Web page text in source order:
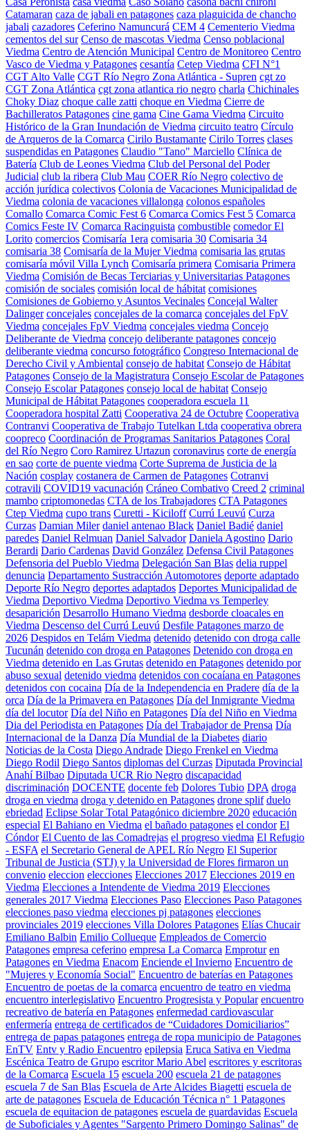
Catamaran caza de jabali en patagones caza plaguicida de chancho
jabali cazadores Ceferino Namuncurá CEM 4 Cementerio Viedma
cementos del sur Censo de mascotas Viedma Censo poblacional
Viedma Centro de Atención Municipal Centro de Monitoreo Centro
Vasco de Viedma y Patagones cesantía Cetep Viedma CFI N°1
CGT Alto Valle CGT Río Negro Zona Atlántica - Supren cgt zo
CGT Zona Atlántica cgt zona atlantica rio negro charla Chichinales
Choky Diaz choque calle zatti choque en Viedma Cierre de
Bachilleratos Patagones cine gama Cine Gama Viedma Circuito
Histórico de la Gran Inundación de Viedma circuito teatro Círculo
de Arqueros de la Comarca Cirilo Bustamante Cirilo Torres clases
suspendidas en Patagones Claudio "Tano" Marciello Clínica de
Batería Club de Leones Viedma Club del Personal del Poder
Judicial club la ribera Club Mau COER Río Negro colectivo de
acción jurídica colectivos Colonia de Vacaciones Municipalidad de
Viedma colonia de vacaciones villalonga colonos españoles
Comallo Comarca Comic Fest 6 Comarca Comics Fest 5 Comarca
Comics Feste IV Comarca Racinguista combustible comedor El
Lorito comercios Comisaría 1era comisaria 30 Comisaria 34
comisaria 38 Comisaría de la Mujer Viedma comisaria las grutas
comisaría móvil Villa Lynch Comisaría primera Comisaria Primera
Viedma Comisión de Becas Terciarias y Universitarias Patagones
comisión de sociales comisión local de hábitat comisiones
Comisiones de Gobierno y Asuntos Vecinales Concejal Walter
Dalinger concejales concejales de la comarca concejales del FpV
Viedma concejales FpV Viedma concejales viedma Concejo
Deliberante de Viedma concejo deliberante patagones concejo
deliberante viedma concurso fotográfico Congreso Internacional de
Derecho Civil y Ambiental consejo de habitat Consejo de Hábitat
Patagones Consejo de la Magistratura Consejo Escolar de Patagones
Consejo Escolar Patagones consejo local de habitat Consejo
Municipal de Hábitat Patagones cooperadora escuela 11
Cooperadora hospital Zatti Cooperativa 24 de Octubre Cooperativa
Contranvi Cooperativa de Trabajo Tutelkan Ltda cooperativa obrera
coopreco Coordinación de Programas Sanitarios Patagones Coral
del Río Negro Coro Ramirez Urtazun coronavirus corte de energía
en sao corte de puente viedma Corte Suprema de Justicia de la
Nación cosplay costanera de Carmen de Patagones Cotranvi
cotravili COVID19 vacunación Cráneo Combativo Creed 2 criminal
mambo criptomonedas CTA de los Trabajadores CTA Patagones
Ctep Viedma cupo trans Curetti - Kiciloff Currú Leuvú Curza
Curzas Damian Miler daniel antenao Black Daniel Badié daniel
paredes Daniel Relmuan Daniel Salvador Daniela Agostino Dario
Berardi Dario Cardenas David González Defensa Civil Patagones
Defensoria del Pueblo Viedma Delegación San Blas delia ruppel
denuncia Departamento Sustracción Automotores deporte adaptado
Deporte Río Negro deportes adaptados Deportes Municipalidad de
Viedma Deportivo Viedma Deportivo Viedma vs Temperley
desaparición Desarrollo Humano Viedma desborde cloacales en
Viedma Descenso del Currú Leuvú Desfile Patagones marzo de
2026 Despidos en Telám Viedma detenido detenido con droga calle
Tucunán detenido con droga en Patagones Detenido con droga en
Viedma detenido en Las Grutas detenido en Patagones detenido por
abuso sexual detenido viedma detenidos con cocaíana en Patagones
detenidos con cocaina Día de la Independencia en Pradere día de la
orca Día de la Primavera en Patagones Día del Inmigrante Viedma
día del locutor Día del Niño en Patagones Día del Niño en Viedma
Dia del Periodista en Patagones Día del Trabajador de Prensa Día
Internacional de la Danza Día Mundial de la Diabetes diario
Noticias de la Costa Diego Andrade Diego Frenkel en Viedma
Diego Rodil Diego Santos diplomas del Curzas Diputada Provincial
Anahí Bilbao Diputada UCR Rio Negro discapacidad
discriminación DOCENTE docente feb Dolores Tubio DPA droga
droga en viedma droga y detenido en Patagones drone splif duelo
ebriedad Eclipse Solar Total Patagónico diciembre 2020 educación
especial El Bahiano en Viedma el bañado patagones el condor El
Cóndor El Cuento de las Comadrejas el progreso viedma El Refugio
- ESFA el Secretario General de APEL Río Negro El Superior
Tribunal de Justicia (STJ) y la Universidad de Flores firmaron un
convenio eleccion elecciones Elecciones 2017 Elecciones 2019 en
Viedma Elecciones a Intendente de Viedma 2019 Elecciones
generales 2017 Viedma Elecciones Paso Elecciones Paso Patagones
elecciones paso viedma elecciones pj patagones elecciones
provinciales 2019 elecciones Villa Dolores Patagones Elías Chucair
Emiliano Balbin Emilio Collueque Empleados de Comercio
Patagones empresa ceferino empresa La Comarca Emprotur en
Patagones en Viedma Enacom Enciende el Invierno Encuentro de
"Mujeres y Economía Social" Encuentro de baterías en Patagones
Encuentro de poetas de la comarca encuentro de teatro en viedma
encuentro interlegislativo Encuentro Progresista y Popular encuentro
recreativo de batería en Patagones enfermedad cardiovascular
enfermería entrega de certificados de “Cuidadores Domiciliarios”
entrega de papas patagones entrega de ropa municipio de Patagones
EnTV Entv y Radio Encuentro epilepsia Eruca Sativa en Viedma
Escénica Teatro de Grupo escritor Mario Abel escritores y escritoras
de la Comarca Escuela 15 escuela 200 escuela 21 de patagones
escuela 7 de San Blas Escuela de Arte Alcides Biagetti escuela de
arte de patagones Escuela de Educación Técnica n° 1 Patagones
escuela de equitacion de patagones escuela de guardavidas Escuela
de Suboficiales y Agentes "Sargento Primero Domingo Salinas" de